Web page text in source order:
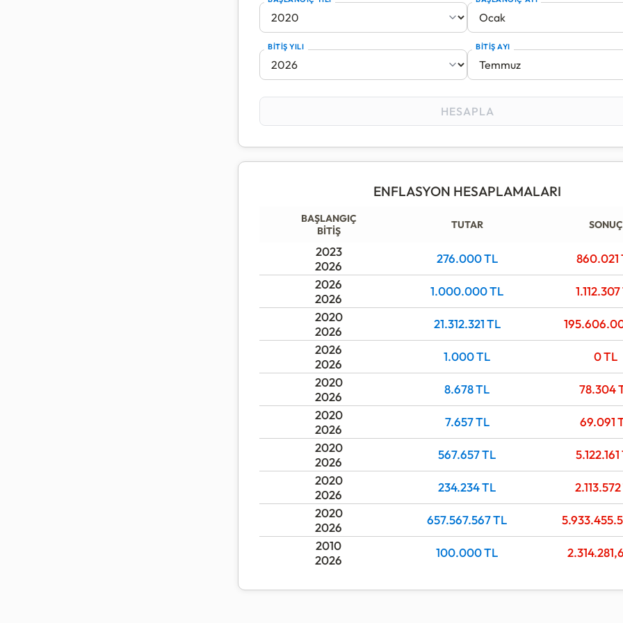
ekonomik şartlarda minimum hangi seviyede olması gerektiğini
Veriler, Türkiye İstatistik Kurumu (TÜİK) tarafından açıklanan aylık
enflasyon rakamları ve güncel piyasa kurları üzerinden dinamik
hesaplanmaktadır.
BİTİŞ YILI BİTİŞ AYI
HESAPLA
ENFLASYON HESAPLAMALARI
BAŞLANGIÇ
BİTİŞ
TUTAR SONUÇ
2023
2026
276.000TL 860.021
2026
2026
1.000.000TL 1.112.307
2020
2026
21.312.321TL
2026
2026
1.000TL 0TL
2020
2026
8.678TL 78.304
2020
2026
7.657TL 69.091
2020
2026
567.657TL 5.122.161
2020
2026
234.234TL 2.113.572
2020
2026
657.567.567TL
2010
2026
100.000TL